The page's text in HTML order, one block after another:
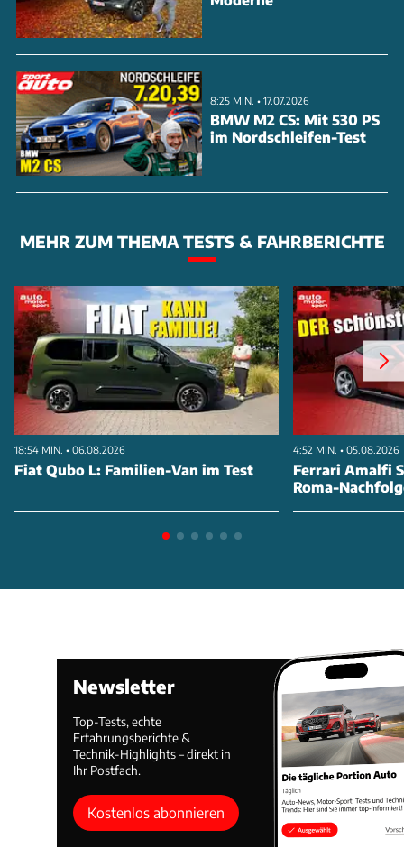
8:25 MIN. • 17.07.2026
BMW M2 CS: Mit 530 PS
im Nordschleifen-Test
MEHR ZUM THEMA TESTS & FAHRBERICHTE
18:54 MIN. • 06.08.2026
Fiat Qubo L: Familien-Van im Test
4:52 MIN. • 05.08.2026
Ferrari Amalfi
Roma-
Newsletter
Top-Tests, echte
Erfahrungsberichte &
Technik-Highlights – direkt in
Ihr Postfach.
Kostenlos abonnieren